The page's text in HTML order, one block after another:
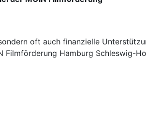
oft auch finanzielle
Filmförderung Hamburg Schleswig-